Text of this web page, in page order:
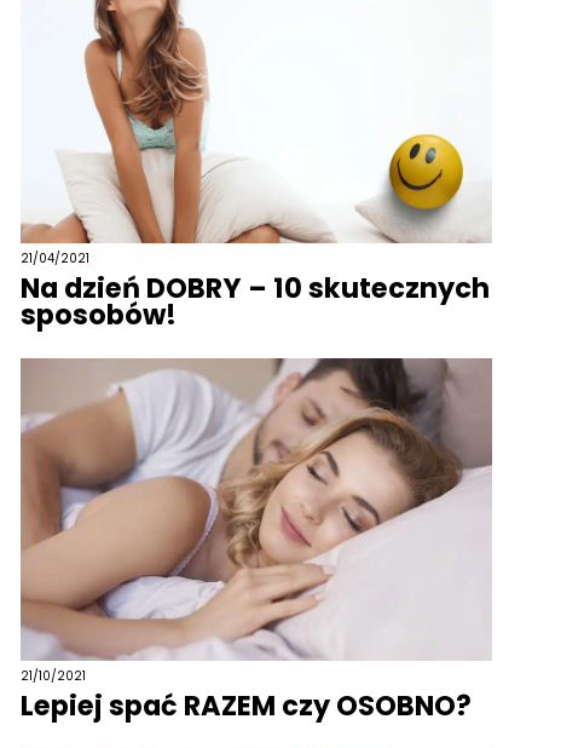
21/04/2021
Na dzień DOBRY – 10 skutecznych
sposobów!
21/10/2021
Lepiej spać RAZEM czy OSOBNO?